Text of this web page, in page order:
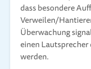
dass besondere
Verweilen/
Überwachung
einen
werden.